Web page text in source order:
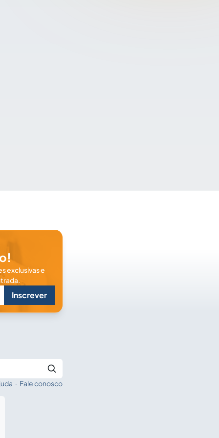
exclusivas e
Inscrever
· Fale conosco